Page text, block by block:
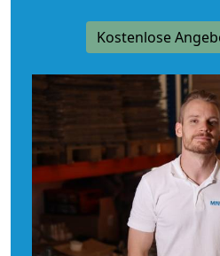
Kostenlose